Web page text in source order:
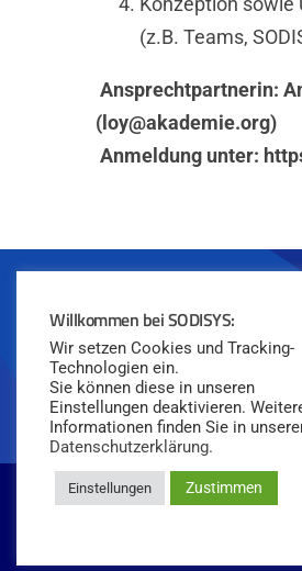
(z.B. Teams,
Ansprechtpartnerin:
(loy@akademie.org)
Anmeldung unter:
+49 (30) 235 95 29-00
team@sodisys.de
2026 SODISYS GmbH | All
Willkommen bei SODISYS:
Wir setzen Cookies und Tracking-
Technologien ein.
Sie können diese in unseren
Einstellungen deaktivieren.
Informationen finden Sie in
Datenschutzerklärung.
Einstellungen Zustimmen